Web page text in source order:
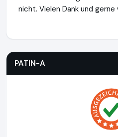
nicht. Vielen Dank und gerne
PATIN-A